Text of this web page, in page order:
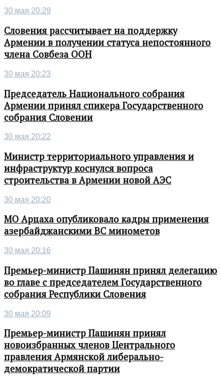
30 мая 20:29
Словения рассчитывает на поддержку
Армении в получении статуса непостоянного
члена Совбеза ООН
30 мая 20:23
Председатель Национального собрания
Армении принял спикера Государственного
собрания Словении
30 мая 20:22
Министр территориального управления и
инфраструктур коснулся вопроса
строительства в Армении новой АЭС
30 мая 20:20
МО Арцаха опубликовало кадры применения
азербайджанскими ВС минометов
30 мая 20:16
Премьер-министр Пашинян принял делегацию
во главе с председателем Государственного
собрания Республики Словения
30 мая 20:09
Премьер-министр Пашинян принял
новоизбранных членов Центрального
правления Армянской либерально-
демократической партии